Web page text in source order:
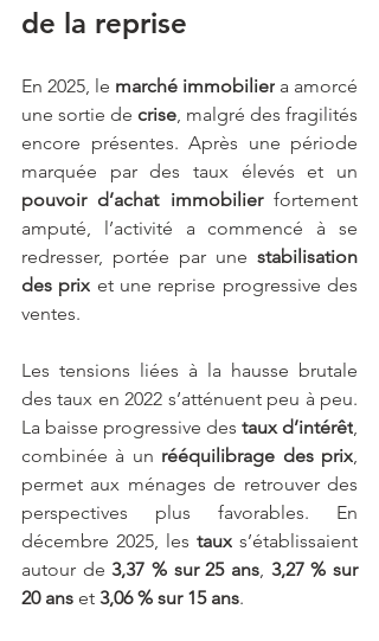
de la reprise
En 2025, le marché immobilier a amorcé
une sortie de crise , malgré des fragilités
encore présentes. Après une période
pouvoir d’achat immobilier fortement
amputé, l’activité a commencé à se
redresser, portée par une stabilisation
des prix et une reprise progressive des
ventes.
Les tensions liées à la hausse brutale
des taux en 2022 s’atténuent peu à peu.
La baisse progressive des taux d’intérêt
combinée à un rééquilibrage des prix
permet aux ménages de retrouver des
perspectives plus favorables. En
décembre 2025, les taux s’établissaient
autour de 3,37 % sur 25 ans 3,27 % sur
20 ans et 3,06 % sur 15 ans.